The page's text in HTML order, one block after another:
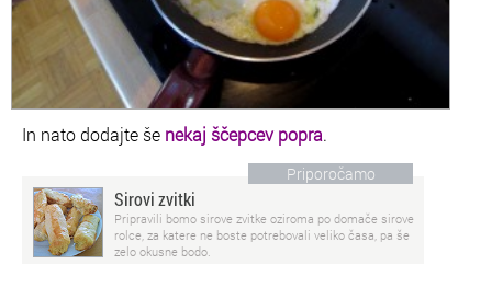
In nato dodajte še nekaj ščepcev popra.
Priporočamo
Sirovi zvitki
Pripravili bomo sirove zvitke oziroma po domače sirove
rolce, za katere ne boste potrebovali veliko časa, pa še
zelo okusne bodo.